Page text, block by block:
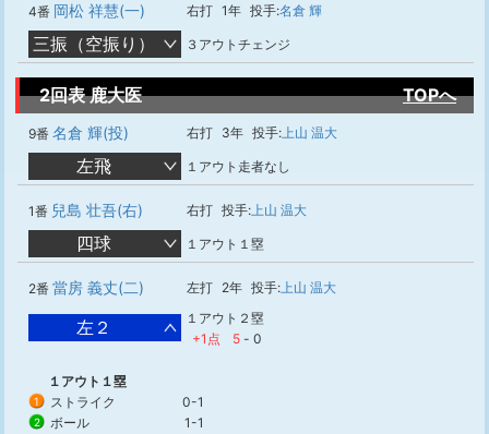
4番 岡松 祥慧(一) 右打 1年 投手:名倉 輝
三振（空振り） ３アウトチェンジ
2回表 鹿大医 TOPへ
9番 名倉 輝(投) 右打 3年 投手:上山 温大
左飛 １アウト走者なし
1番 兒島 壮吾(右) 右打 投手:上山 温大
四球 １アウト１塁
2番 當房 義丈(二) 左打 2年 投手:上山 温大
左２
１アウト２塁
+1点
5 - 0
１アウト１塁
1 ストライク 0-1
2 ボール 1-1